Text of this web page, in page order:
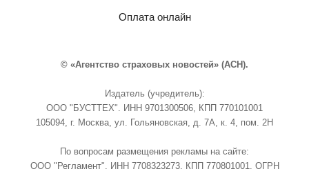
Оплата онлайн
© «Агентство страховых новостей» (АСН).
Издатель (учредитель):
ООО "БУСТТЕХ". ИНН 9701300506, КПП 770101001
105094, г. Москва, ул. Гольяновская, д. 7А, к. 4, пом. 2Н
По вопросам размещения рекламы на сайте:
ООО "Регламент". ИНН 7708323273, КПП 770801001. ОГРН